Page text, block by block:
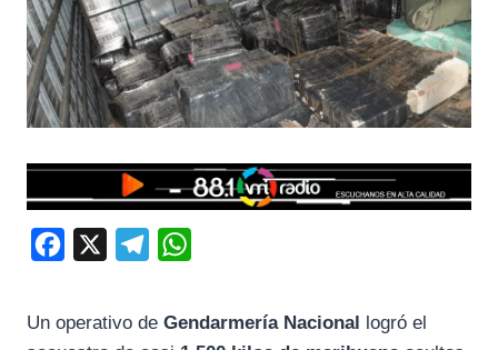
Un operativo de Gendarmería Nacional logró el